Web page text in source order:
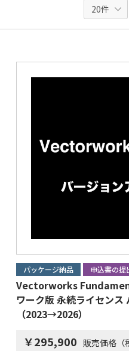
パッケージ納品 申込書の提
Vectorworks
ワーク版 永続ライセンス
（2023→2026）
￥295,900 販売価格（